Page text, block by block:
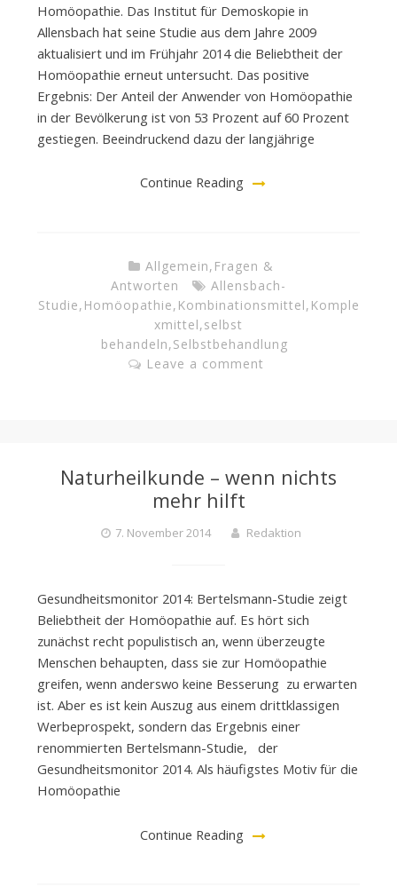
Homöopathie. Das Institut für Demoskopie in
Allensbach hat seine Studie aus dem Jahre 2009
aktualisiert und im Frühjahr 2014 die Beliebtheit der
Homöopathie erneut untersucht. Das positive
Ergebnis: Der Anteil der Anwender von Homöopathie
in der Bevölkerung ist von 53 Prozent auf 60 Prozent
gestiegen. Beeindruckend dazu der langjährige
Continue Reading
Allgemein, Fragen &
Antworten
Allensbach-
Studie, Homöopathie, Kombinationsmittel, Komple
xmittel,selbst
behandeln,Selbstbehandlung
Leave a comment
Naturheilkunde – wenn nichts
mehr hilft
7. November 2014 Redaktion
Gesundheitsmonitor 2014: Bertelsmann-Studie zeigt
Beliebtheit der Homöopathie auf. Es hört sich
zunächst recht populistisch an, wenn überzeugte
Menschen behaupten, dass sie zur Homöopathie
greifen, wenn anderswo keine Besserung zu erwarten
ist. Aber es ist kein Auszug aus einem drittklassigen
Werbeprospekt, sondern das Ergebnis einer
renommierten Bertelsmann-Studie, der
Gesundheitsmonitor 2014. Als häufigstes Motiv für die
Homöopathie
Continue Reading